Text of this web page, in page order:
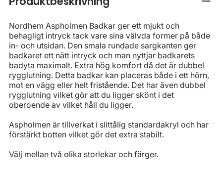
Nordhem Aspholmen Badkar ger ett mjukt och
behagligt intryck tack vare sina välvda former på både
in- och utsidan. Den smala rundade sargkanten ger
badkaret ett nätt intryck och man nyttjar badkarets
badyta maximalt. Extra hög komfort då det är dubbel
rygglutning. Detta badkar kan placeras både i ett hörn,
mot en vägg eller helt fristående. Det har även dubbel
rygglutning vilket gör att du ligger skönt i det
oberoende av vilket håll du ligger.
Aspholmen är tillverkat i slittålig standardakryl och har
förstärkt botten vilket gör det extra stabilt.
Välj mellan två olika storlekar och färger.